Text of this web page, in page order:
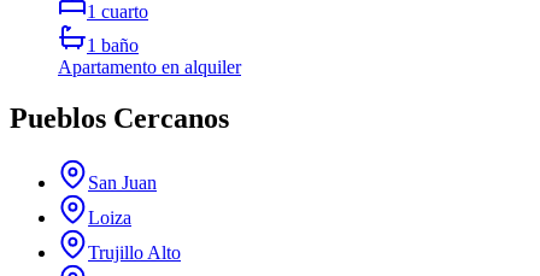
1 cuarto
1 baño
Apartamento en alquiler
Pueblos Cercanos
San Juan
Loiza
Trujillo Alto